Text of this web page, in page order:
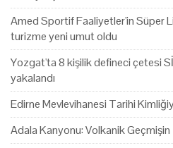
Amed Sportif Faaliyetler'in Süper
turizme yeni umut oldu
Yozgat'ta 8 kişilik defineci çetesi
yakalandı
Edirne Mevlevihanesi Tarihi
Adala Kanyonu: Volkanik Geçmişin